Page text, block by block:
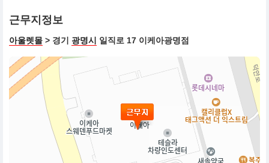
근무지정보
아울렛몰 > 경기 광명시 일직로 17 이케아광명점